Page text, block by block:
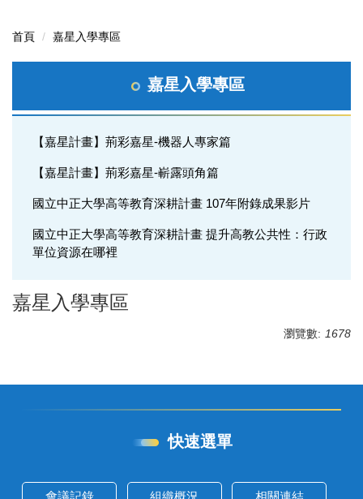
首頁 嘉星入學專區
嘉星入學專區
【嘉星計畫】荊彩嘉星-機器人專家篇
【嘉星計畫】荊彩嘉星-嶄露頭角篇
國立中正大學高等教育深耕計畫 107年附錄成果影片
國立中正大學高等教育深耕計畫 提升高教公共性：行政
單位資源在哪裡
嘉星入學專區
瀏覽數: 1678
快速選單